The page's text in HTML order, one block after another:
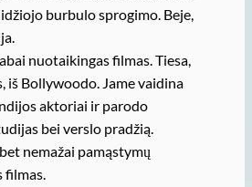
burbulo sprogimo. Beje,
nuotaikingas filmas. Tiesa,
iš Bollywoodo. Jame vaidina
aktoriai ir parodo
bei verslo pradžią.
nemažai pamąstymų
filmas.